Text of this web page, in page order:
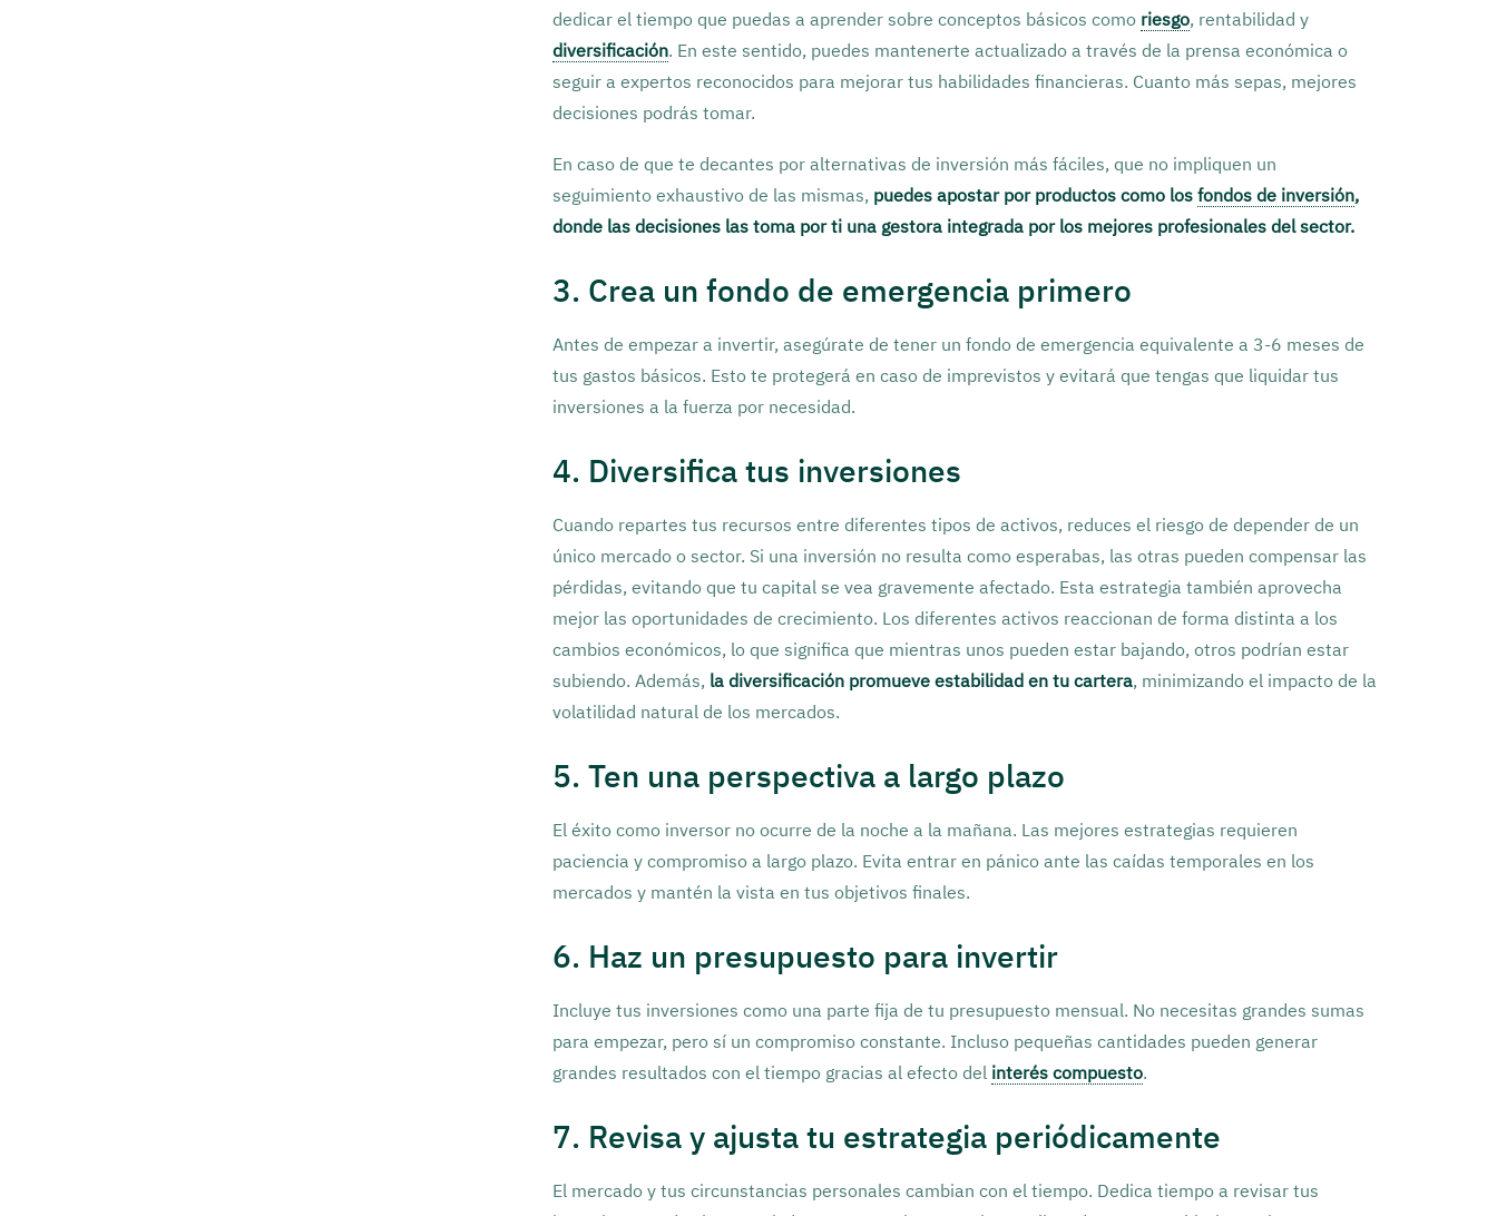
dedicar el tiempo que puedas a aprender sobre conceptos básicos como riesgo, rentabilidad y
diversificación. En este sentido, puedes mantenerte actualizado a través de la prensa económica o
seguir a expertos reconocidos para mejorar tus habilidades financieras. Cuanto más sepas, mejores
decisiones podrás tomar.
En caso de que te decantes por alternativas de inversión más fáciles, que no impliquen un
seguimiento exhaustivo de las mismas, puedes apostar por productos como los fondos de inversión,
donde las decisiones las toma por ti una gestora integrada por los mejores profesionales del sector.
3. Crea un fondo de emergencia primero
Antes de empezar a invertir, asegúrate de tener un fondo de emergencia equivalente a 3-6 meses de
tus gastos básicos. Esto te protegerá en caso de imprevistos y evitará que tengas que liquidar tus
inversiones a la fuerza por necesidad.
4. Diversifica tus inversiones
Cuando repartes tus recursos entre diferentes tipos de activos, reduces el riesgo de depender de un
único mercado o sector. Si una inversión no resulta como esperabas, las otras pueden compensar las
pérdidas, evitando que tu capital se vea gravemente afectado. Esta estrategia también aprovecha
mejor las oportunidades de crecimiento. Los diferentes activos reaccionan de forma distinta a los
cambios económicos, lo que significa que mientras unos pueden estar bajando, otros podrían estar
subiendo. Además, la diversificación promueve estabilidad en tu cartera, minimizando el impacto de la
volatilidad natural de los mercados.
5. Ten una perspectiva a largo plazo
El éxito como inversor no ocurre de la noche a la mañana. Las mejores estrategias requieren
paciencia y compromiso a largo plazo. Evita entrar en pánico ante las caídas temporales en los
mercados y mantén la vista en tus objetivos finales.
6. Haz un presupuesto para invertir
Incluye tus inversiones como una parte fija de tu presupuesto mensual. No necesitas grandes sumas
para empezar, pero sí un compromiso constante. Incluso pequeñas cantidades pueden generar
grandes resultados con el tiempo gracias al efecto del interés compuesto.
7. Revisa y ajusta tu estrategia periódicamente
El mercado y tus circunstancias personales cambian con el tiempo. Dedica tiempo a revisar tus